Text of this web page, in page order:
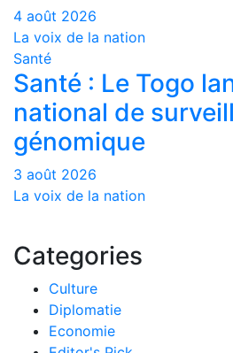
4 août 2026
La voix de la nation
Santé
Santé : Le Togo
national de
génomique
3 août 2026
La voix de la nation
Categories
Culture
Diplomatie
Economie